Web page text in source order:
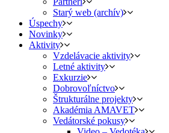
Starý web (archív)
Úspechy
Novinky
Aktivity
Vzdelávacie aktivity
Letné aktivity
Exkurzie
Dobrovoľníctvo
Štrukturálne projekty
Akadémia AMAVET
Vedátorské pokusy